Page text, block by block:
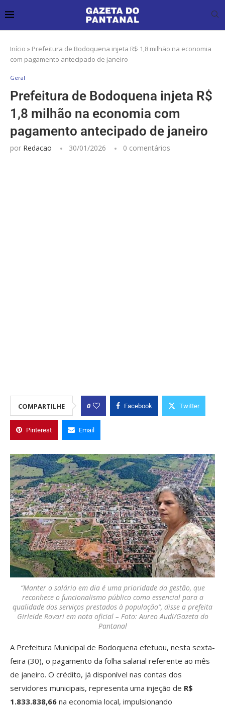
Início » Prefeitura de Bodoquena injeta R$ 1,8 milhão na economia
com pagamento antecipado de janeiro
Geral
Prefeitura de Bodoquena injeta R$
1,8 milhão na economia com
pagamento antecipado de janeiro
por Redacao 30/01/2026 0 comentários
COMPARTILHE 0 Facebook Twitter
Pinterest Email
“Manter o salário em dia é uma prioridade da gestão, que
reconhece o funcionalismo público como essencial para a
qualidade dos serviços prestados à população”, disse a prefeita
Girleide Rovari em nota oficial – Foto: Aureo Audi/Gazeta do
Pantanal
A Prefeitura Municipal de Bodoquena efetuou, nesta sexta-
feira (30), o pagamento da folha salarial referente ao mês
de janeiro. O crédito, já disponível nas contas dos
servidores municipais, representa uma injeção de R$
1.833.838,66 na economia local, impulsionando